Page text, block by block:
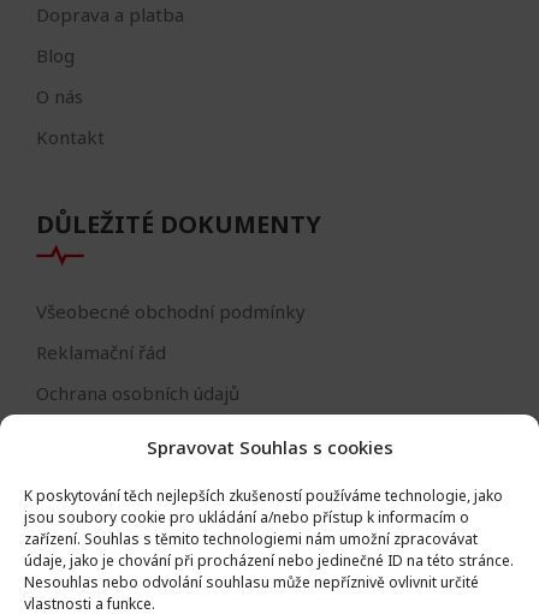
Spravovat Souhlas s cookies
K poskytování těch nejlepších zkušeností používáme technologie, jako
jsou soubory cookie pro ukládání a/nebo přístup k informacím o
zařízení. Souhlas s těmito technologiemi nám umožní zpracovávat
údaje, jako je chování při procházení nebo jedinečné ID na této stránce.
Nesouhlas nebo odvolání souhlasu může nepříznivě ovlivnit určité
vlastnosti a funkce.
Doprava a platba
Blog
O nás
Kontakt
DŮLEŽITÉ DOKUMENTY
Všeobecné obchodní podmínky
Reklamační řád
Ochrana osobních údajů
Formulář - odstoupení od smlouvy
Odstoupení od smlouvy